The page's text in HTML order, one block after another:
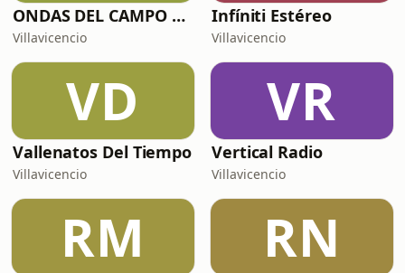
ONDAS DEL CAMPO RADIO
Villavicencio
Infíniti Estéreo
Villavicencio
VD
Vallenatos Del Tiempo
Villavicencio
VR
Vertical Radio
Villavicencio
RM RN